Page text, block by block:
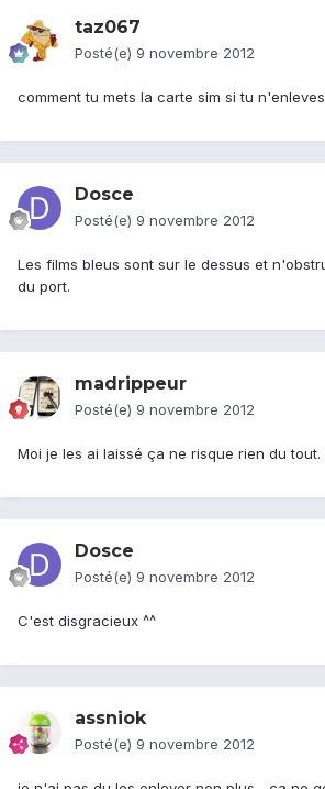
taz067
Posté(e) 9 novembre 2012
comment tu mets la carte sim si tu
Dosce
Posté(e) 9 novembre 2012
Les films bleus sont sur le dessus et
du port.
madrippeur
Posté(e) 9 novembre 2012
Moi je les ai laissé ça ne risque rien du tout.
Dosce
Posté(e) 9 novembre 2012
C'est disgracieux ^^
assniok
Posté(e) 9 novembre 2012